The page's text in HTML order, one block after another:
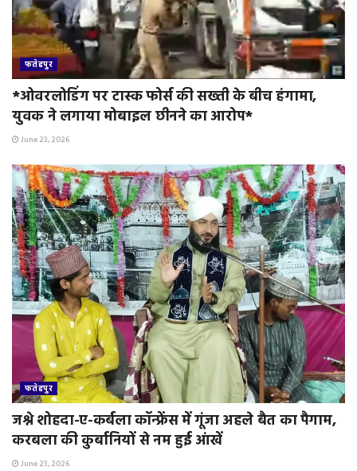
फतेहपुर
*ओवरलोडिंग पर टास्क फोर्स की सख्ती के बीच हंगामा,
युवक ने लगाया मोबाइल छीनने का आरोप*
June 23, 2026
फतेहपुर
जश्ने शोहदा-ए-कर्बला कॉन्फ्रेंस में गूंजा अहले बैत का पैगाम,
करबला की कुर्बानियों से नम हुई आंखें
June 23, 2026